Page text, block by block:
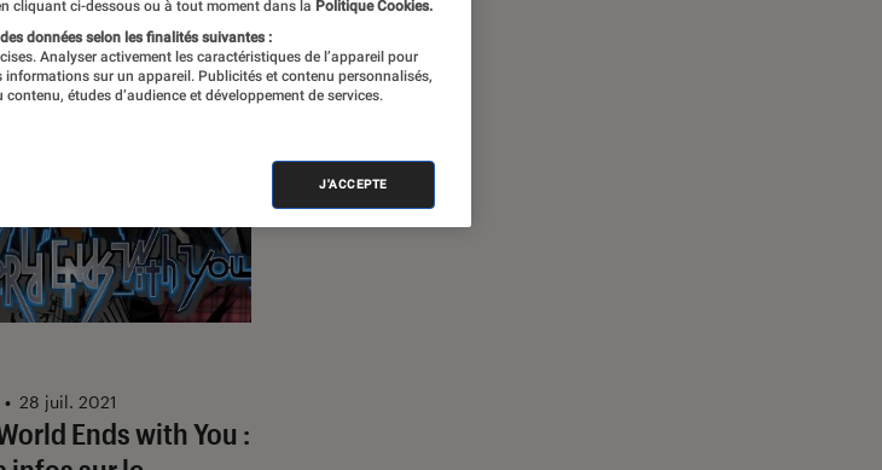
Ends with You :
• 28 juil. 2021
cliquant ci-dessous ou à tout moment dans la Politique Cookies.
données selon les finalités suivantes :
Analyser activement les caractéristiques de l’appareil pour
informations sur un appareil. Publicités et contenu personnalisés,
études d’audience et développement de services.
J'ACCEPTE